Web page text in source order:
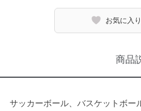
お気に入
商品
サッカーボール、バスケットボー